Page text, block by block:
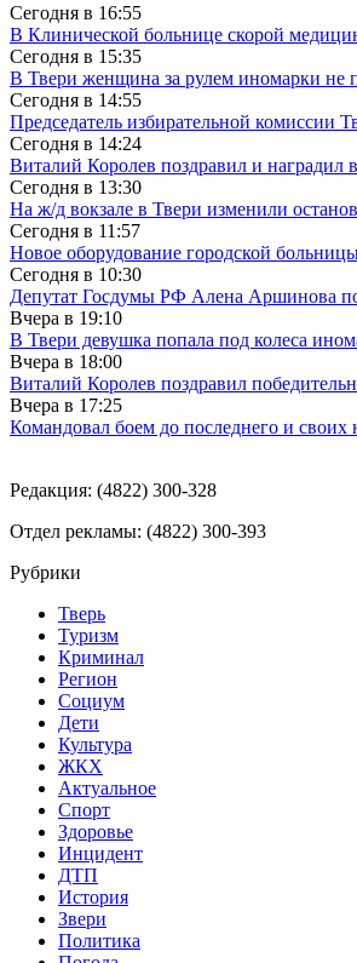
Сегодня в 16:55
В Клинической больнице скорой
Сегодня в 15:35
В Твери женщина за рулем иномарки не
Сегодня в 14:55
Председатель избирательной комиссии
Сегодня в 14:24
Виталий Королев поздравил и наградил
Сегодня в 13:30
На ж/д вокзале в Твери изменили
Сегодня в 11:57
Новое оборудование городской
Сегодня в 10:30
Депутат Госдумы РФ Алена Аршинова
Вчера в 19:10
В Твери девушка попала под колеса
Вчера в 18:00
Виталий Королев поздравил
Вчера в 17:25
Командовал боем до последнего и своих
Редакция: (4822) 300-328
Отдел рекламы: (4822) 300-393
Рубрики
Тверь
Туризм
Криминал
Регион
Социум
Дети
Культура
ЖКХ
Актуальное
Спорт
Здоровье
Инцидент
ДТП
История
Звери
Политика